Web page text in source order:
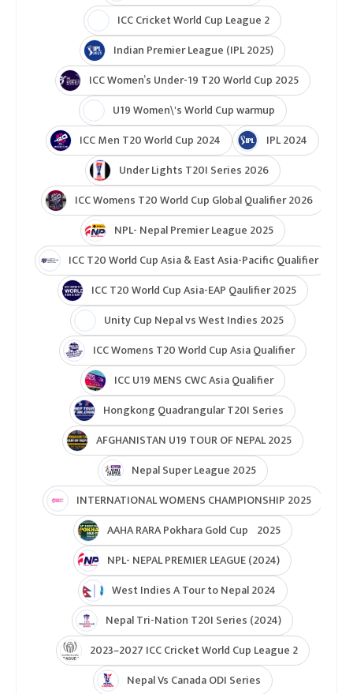
ICC Cricket World Cup League 2
Indian Premier League (IPL 2025)
ICC Women’s Under-19 T20 World Cup 2025
U19 Women\'s World Cup warmup
ICC Men T20 World Cup 2024
IPL 2024
Under Lights T20I Series 2026
ICC Womens T20 World Cup Global Qualifier 2026
NPL- Nepal Premier League 2025
ICC T20 World Cup Asia & East Asia-Pacific Qualifier
ICC T20 World Cup Asia-EAP Qaulifier 2025
Unity Cup Nepal vs West Indies 2025
ICC Womens T20 World Cup Asia Qualifier
ICC U19 MENS CWC Asia Qualifier
Hongkong Quadrangular T20I Series
AFGHANISTAN U19 TOUR OF NEPAL 2025
Nepal Super League 2025
INTERNATIONAL WOMENS CHAMPIONSHIP 2025
AAHA RARA Pokhara Gold Cup 2025
NPL- NEPAL PREMIER LEAGUE (2024)
West Indies A Tour to Nepal 2024
Nepal Tri-Nation T20I Series (2024)
2023–2027 ICC Cricket World Cup League 2
Nepal Vs Canada ODI Series